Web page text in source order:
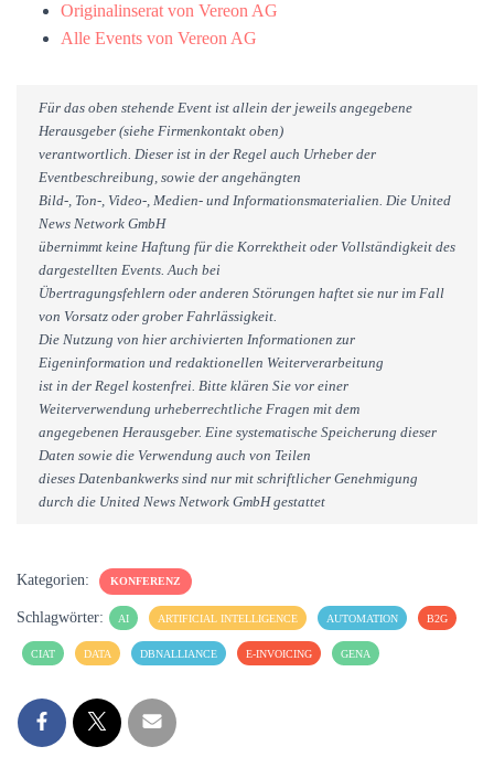
Originalinserat von Vereon AG
Alle Events von Vereon AG
Für das oben stehende Event ist allein der jeweils angegebene
Herausgeber (siehe Firmenkontakt oben)
verantwortlich. Dieser ist in der Regel auch Urheber der
Eventbeschreibung, sowie der angehängten
Bild-, Ton-, Video-, Medien- und Informationsmaterialien. Die United
News Network GmbH
übernimmt keine Haftung für die Korrektheit oder Vollständigkeit des
dargestellten Events. Auch bei
Übertragungsfehlern oder anderen Störungen haftet sie nur im Fall
von Vorsatz oder grober Fahrlässigkeit.
Die Nutzung von hier archivierten Informationen zur
Eigeninformation und redaktionellen Weiterverarbeitung
ist in der Regel kostenfrei. Bitte klären Sie vor einer
Weiterverwendung urheberrechtliche Fragen mit dem
angegebenen Herausgeber. Eine systematische Speicherung dieser
Daten sowie die Verwendung auch von Teilen
dieses Datenbankwerks sind nur mit schriftlicher Genehmigung
durch die United News Network GmbH gestattet
Kategorien: KONFERENZ
Schlagwörter: AI ARTIFICIAL INTELLIGENCE AUTOMATION B2G
CIAT DATA DBNALLIANCE E-INVOICING GENA